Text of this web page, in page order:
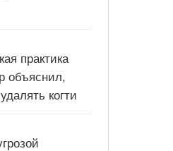
практика
объяснил,
когти